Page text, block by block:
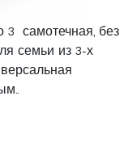
3 самотечная, без
семьи из 3-х